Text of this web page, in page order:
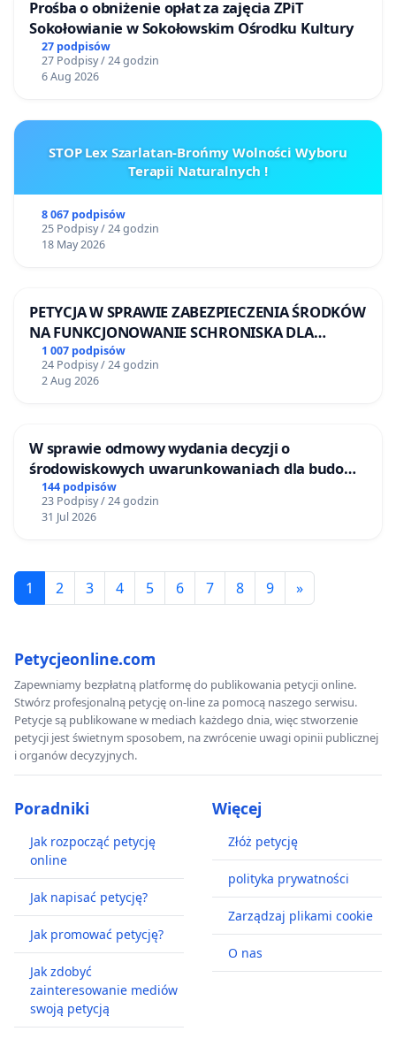
Prośba o obniżenie opłat za zajęcia ZPiT
Sokołowianie w Sokołowskim Ośrodku Kultury
27 podpisów
27 Podpisy / 24 godzin
6 Aug 2026
STOP Lex Szarlatan-Brońmy Wolności Wyboru
Terapii Naturalnych !
8 067 podpisów
25 Podpisy / 24 godzin
18 May 2026
PETYCJA W SPRAWIE ZABEZPIECZENIA ŚRODKÓW
NA FUNKCJONOWANIE SCHRONISKA DLA
BEZDOMNYCH ZWIERZĄT W SKARYSZEWIE
1 007 podpisów
24 Podpisy / 24 godzin
2 Aug 2026
W sprawie odmowy wydania decyzji o
środowiskowych uwarunkowaniach dla budowy
zakładu wytwarzania biometanu „Krynki” w
Ostrowiu Południowym oraz ochrony
mieszkańców i Puszczy Knyszyńskiej
144 podpisów
23 Podpisy / 24 godzin
31 Jul 2026
1 2 3 4 5 6 7 8 9 »
Petycjeonline.com
Zapewniamy bezpłatną platformę do publikowania petycji online.
Stwórz profesjonalną petycję on-line za pomocą naszego serwisu.
Petycje są publikowane w mediach każdego dnia, więc stworzenie
petycji jest świetnym sposobem, na zwrócenie uwagi opinii publicznej
i organów decyzyjnych.
Poradniki
Jak rozpocząć petycję
online
Jak napisać petycję?
Jak promować petycję?
Jak zdobyć
zainteresowanie mediów
swoją petycją
Więcej
Złóż petycję
polityka prywatności
Zarządzaj plikami cookie
O nas